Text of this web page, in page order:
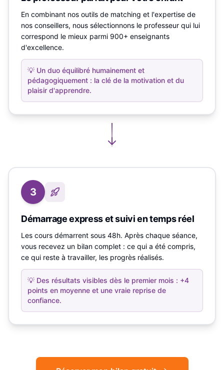
En combinant nos outils de matching et l'expertise de
nos conseillers, nous sélectionnons le professeur qui lui
correspond le mieux parmi 900+ enseignants
d'excellence.
💡 Un duo équilibré humainement et
pédagogiquement : la clé de la motivation et du
plaisir d'apprendre.
3
Démarrage express et suivi en temps réel
Les cours démarrent sous 48h. Après chaque séance,
vous recevez un bilan complet : ce qui a été compris,
ce qui reste à travailler, les progrès réalisés.
💡 Des résultats visibles dès le premier mois : +4
points en moyenne et une vraie reprise de
confiance.